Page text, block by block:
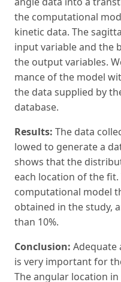
the computational
kinetic data. The
input variable and the
the output variables.
mance of the model
the data supplied by
database.
Results: The data
lowed to generate a
shows that the
each loca­tion of the fit.
computational model
obtained in the study,
than 10%.
Conclusion: Adequate
is very important for
The angular location